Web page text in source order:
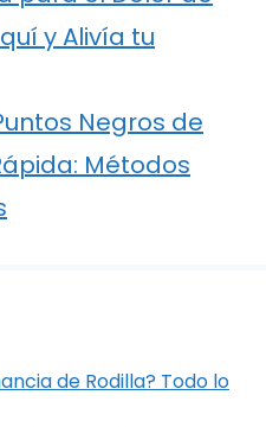
y Alivía tu
Negros de
Métodos
de Rodilla? Todo lo